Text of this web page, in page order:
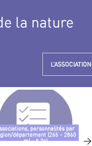
la nature
L’ASSOCIATION
personnalités par
département (265 - 2860
ml - 5 To)
>